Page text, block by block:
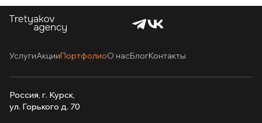
УслугиАкцииПортфолиоО насБлогКонтакты
Россия, г. Курск,
ул. Горького д. 70